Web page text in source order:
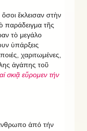
ἔκλεισαν στὴν
παράδειγμα τῆς
τὸ μεγάλο
ὑπάρξεις
χαριτωμένες,
ἀγάπης τοῦ
σκιᾷ εὔρομεν τήν
ἀπό τήν